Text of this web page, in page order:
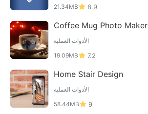
21.34MB
8.9
Coffee Mug Photo Maker
الأدوات العملية
19.09MB
7.2
Home Stair Design
الأدوات العملية
58.44MB
9